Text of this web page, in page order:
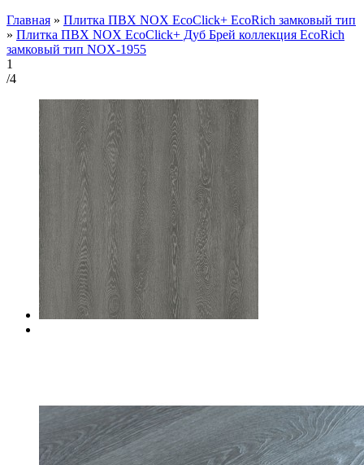
Главная » Плитка ПВХ NOX EcoClick+ EcoRich замковый тип
» Плитка ПВХ NOX EcoClick+ Дуб Брей коллекция EcoRich
замковый тип NOX-1955
1
/4